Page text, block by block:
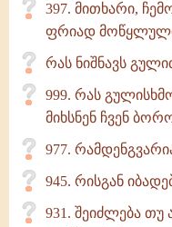
397. მითხარი,
ფრიად
რას ნიშნავს
999. რას
მიხსნენ ჩვენ
977.
945. რისგან
931. შეიძლება თუ